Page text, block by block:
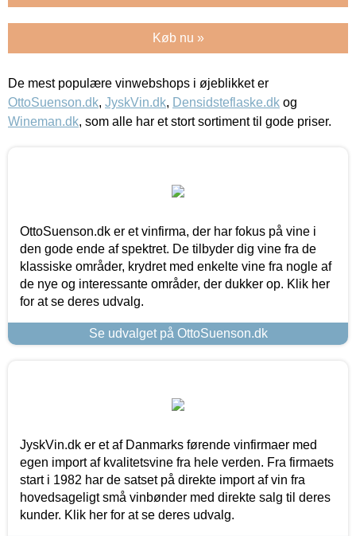
Køb nu »
De mest populære vinwebshops i øjeblikket er
OttoSuenson.dk, JyskVin.dk, Densidsteflaske.dk og
Wineman.dk, som alle har et stort sortiment til gode priser.
OttoSuenson.dk er et vinfirma, der har fokus på vine i
den gode ende af spektret. De tilbyder dig vine fra de
klassiske områder, krydret med enkelte vine fra nogle af
de nye og interessante områder, der dukker op. Klik her
for at se deres udvalg.
Se udvalget på OttoSuenson.dk
JyskVin.dk er et af Danmarks førende vinfirmaer med
egen import af kvalitetsvine fra hele verden. Fra firmaets
start i 1982 har de satset på direkte import af vin fra
hovedsageligt små vinbønder med direkte salg til deres
kunder. Klik her for at se deres udvalg.